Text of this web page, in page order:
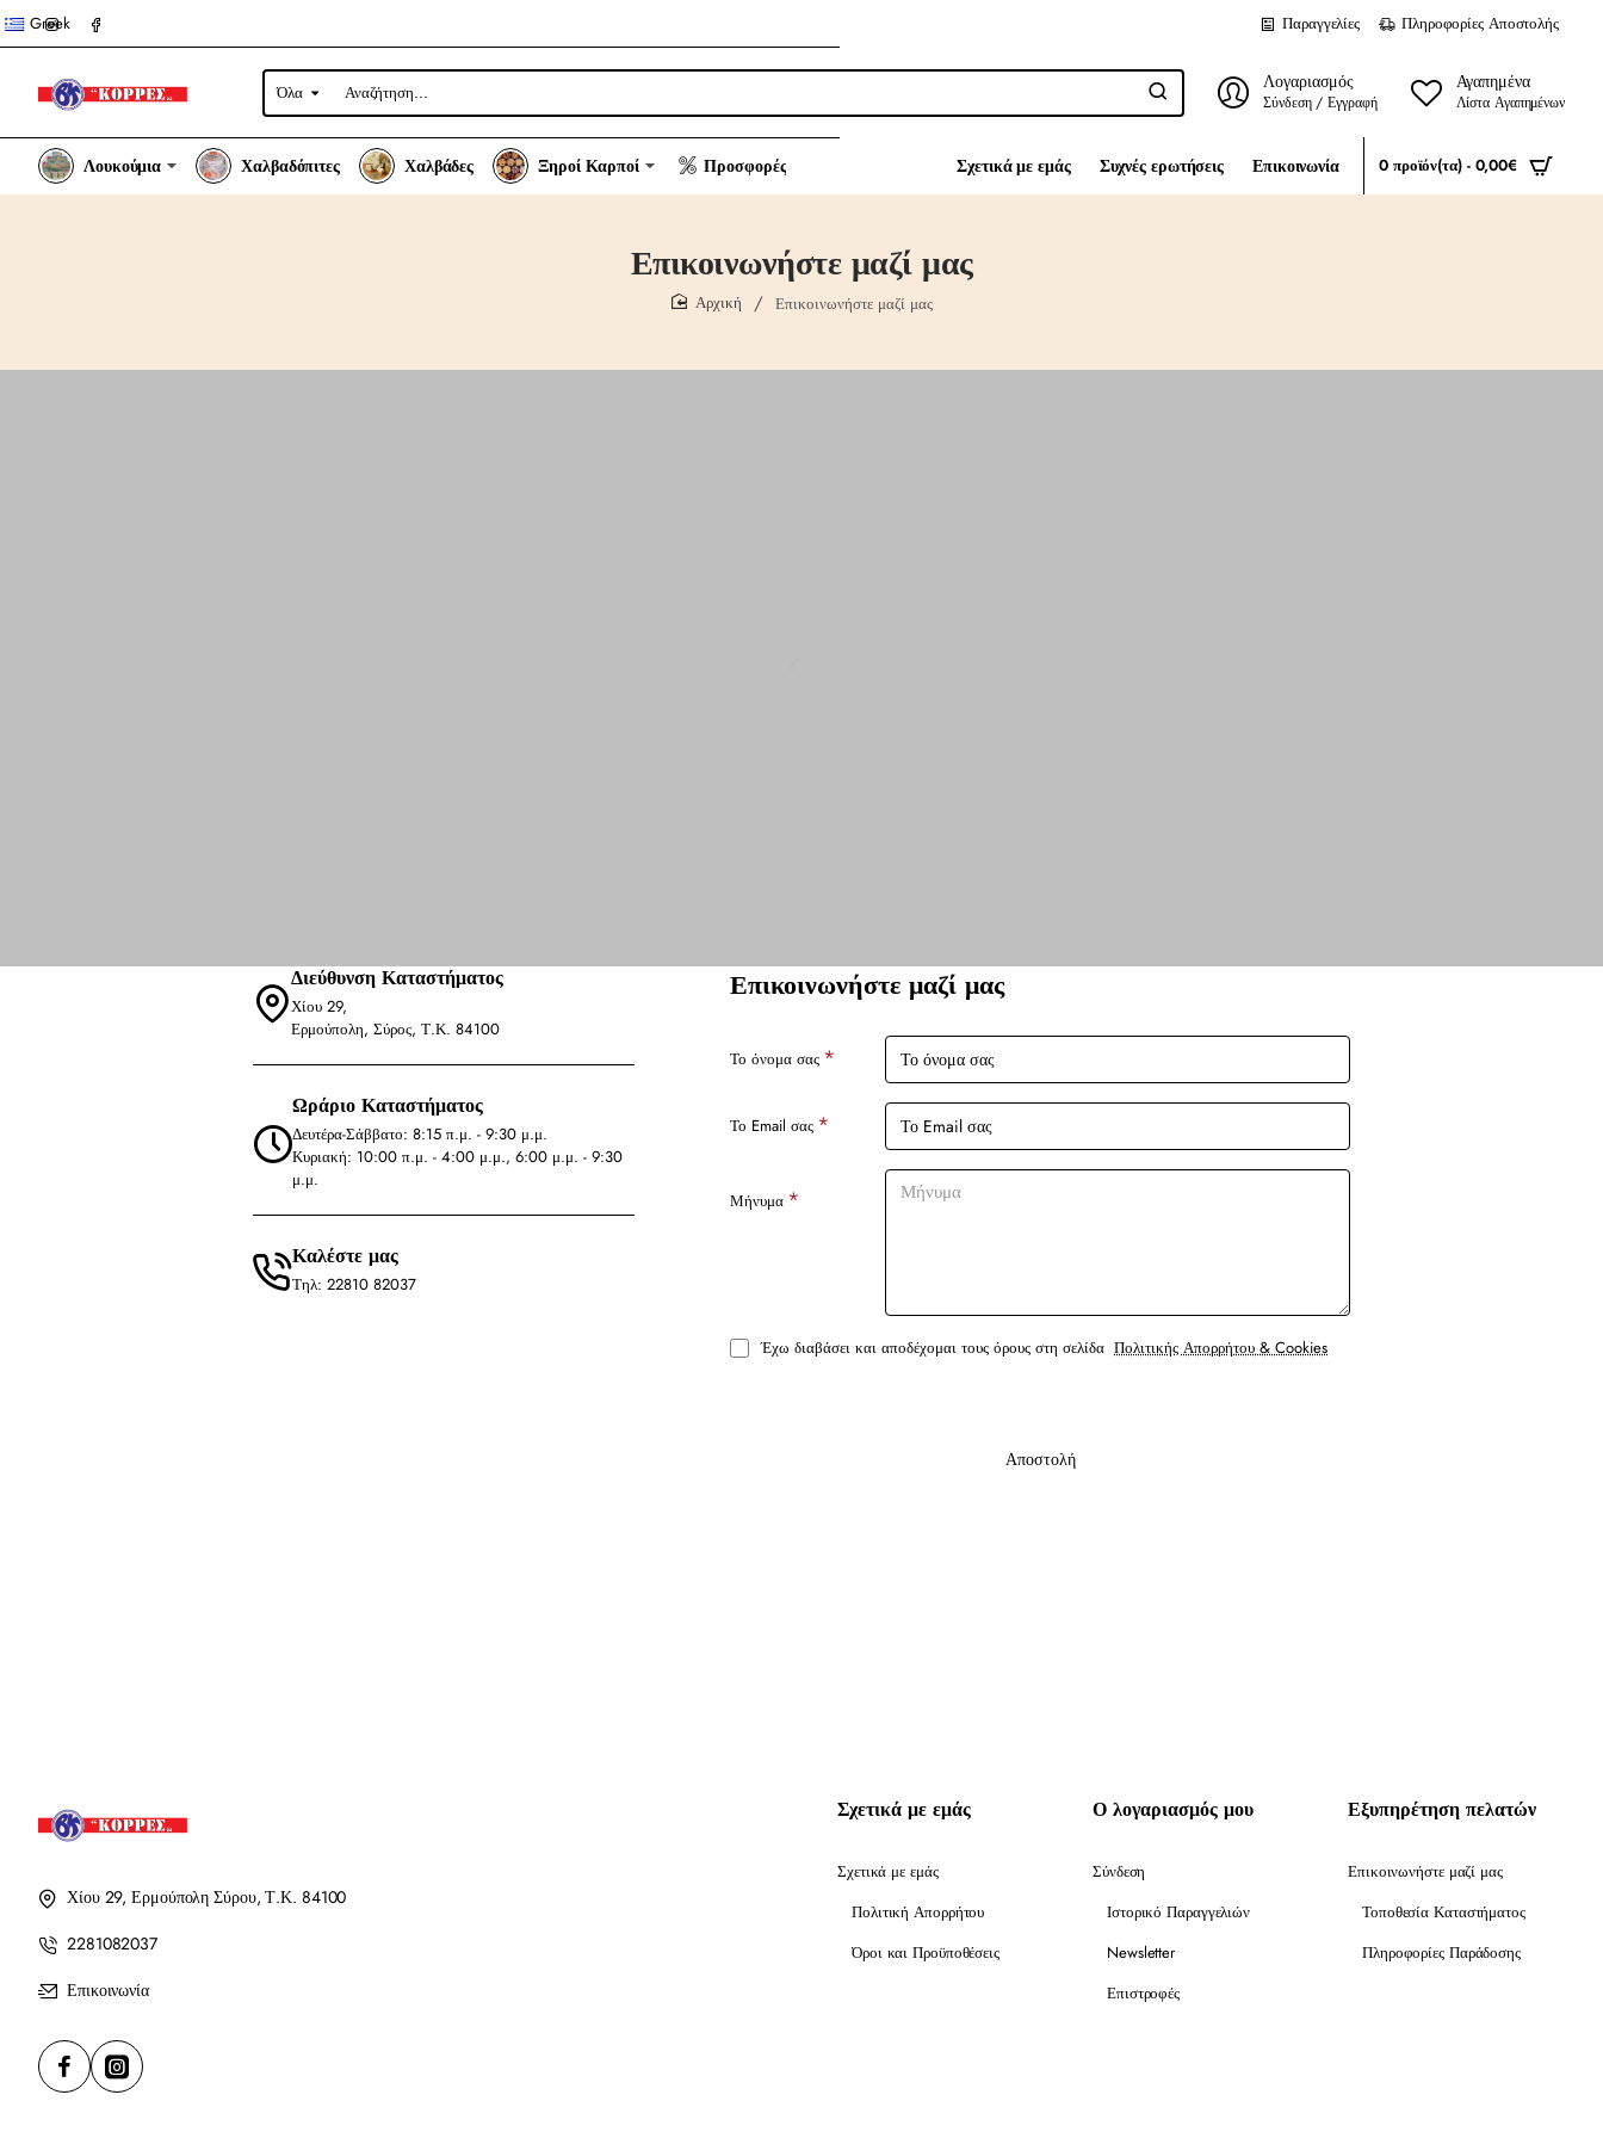
Greek Παραγγελίες Πληροφορίες Αποστολής
Όλα
Αναζήτηση...
Λογαριασμός
Σύνδεση / Εγγραφή
Αγαπημένα
Λίστα Αγαπημένων
Λουκούμια Χαλβαδόπιτες Χαλβάδες Ξηροί Καρποί Προσφορές Σχετικά με εμάς Συχνές ερωτήσεις Επικοινωνία 0 προϊόν(τα) - 0,00€
Επικοινωνήστε μαζί μας
Επικοινωνήστε μαζί μας
Διεύθυνση Καταστήματος
Χίου 29,
Ερμούπολη, Σύρος, Τ.Κ. 84100
Ωράριο Καταστήματος
Δευτέρα-Σάββατο: 8:15 π.μ. - 9:30 μ.μ.
Κυριακή: 10:00 π.μ. - 4:00 μ.μ., 6:00 μ.μ. - 9:30
μ.μ.
Καλέστε μας
Τηλ: 22810 82037
Επικοινωνήστε μαζί μας
Το όνομα σας
Το Email σας
Μήνυμα
Έχω διαβάσει και αποδέχομαι τους όρους στη σελίδα Πολιτικής Απορρήτου & Cookies
Αποστολή
Χίου 29, Ερμούπολη Σύρου, Τ.Κ. 84100
2281082037
Επικοινωνία
Σχετικά με εμάς
Σχετικά με εμάς
Πολιτική Απορρήτου
Όροι και Προϋποθέσεις
Ο λογαριασμός μου
Σύνδεση
Ιστορικό Παραγγελιών
Newsletter
Επιστροφές
Εξυπηρέτηση πελατών
Επικοινωνήστε μαζί μας
Τοποθεσία Καταστήματος
Πληροφορίες Παράδοσης